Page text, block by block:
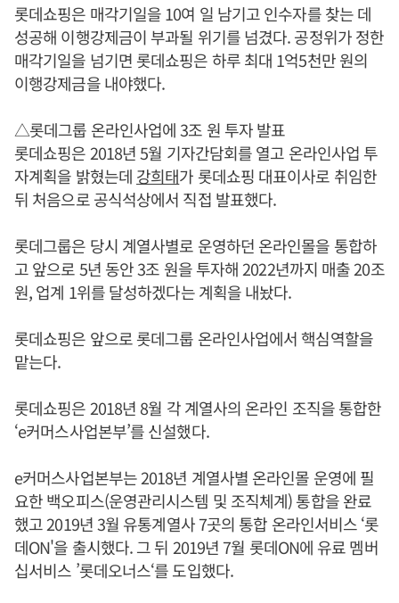
롯데쇼핑은 매각기일을 10여 일 남기고 인수자를 찾는 데
성공해 이행강제금이 부과될 위기를 넘겼다. 공정위가 정한
매각기일을 넘기면 롯데쇼핑은 하루 최대 1억5천만 원의
이행강제금을 내야했다.
△롯데그룹 온라인사업에 3조 원 투자 발표
롯데쇼핑은 2018년 5월 기자간담회를 열고 온라인사업 투
자계획을 밝혔는데 강희태가 롯데쇼핑 대표이사로 취임한
뒤 처음으로 공식석상에서 직접 발표했다.
롯데그룹은 당시 계열사별로 운영하던 온라인몰을 통합하
고 앞으로 5년 동안 3조 원을 투자해 2022년까지 매출 20조
원, 업계 1위를 달성하겠다는 계획을 내놨다.
롯데쇼핑은 앞으로 롯데그룹 온라인사업에서 핵심역할을
맡는다.
롯데쇼핑은 2018년 8월 각 계열사의 온라인 조직을 통합한
‘e커머스사업본부’를 신설했다.
e커머스사업본부는 2018년 계열사별 온라인몰 운영에 필
요한 백오피스(운영관리시스템 및 조직체계) 통합을 완료
했고 2019년 3월 유통계열사 7곳의 통합 온라인서비스 ‘롯
데ON'을 출시했다. 그 뒤 2019년 7월 롯데ON에 유료 멤버
십서비스 ’롯데오너스‘를 도입했다.